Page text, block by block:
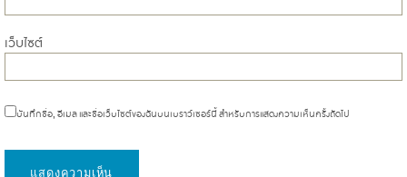
เว็บไซต์
บันทึกชื่อ, อีเมล และชื่อเว็บไซต์ของฉันบนเบราว์เซอร์นี้ สำหรับการแสดงความเห็นครั้งถัดไป